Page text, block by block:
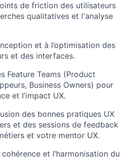
de friction des utilisateurs
qualitatives et l'analyse
et à l’optimisation des
et des interfaces.
Feature Teams (Product
Business Owners) pour
et l’impact UX.
des bonnes pratiques UX
et des sessions de feedback
et votre mentor UX.
et l’harmonisation du